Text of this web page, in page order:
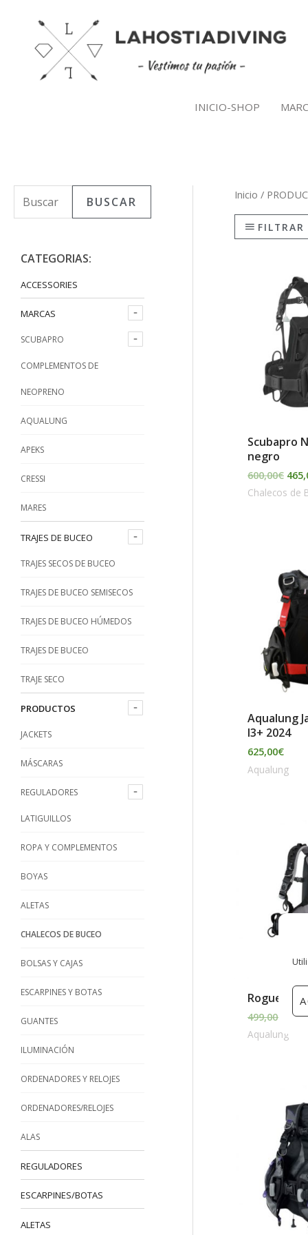
contenido
INICIO-SHOP
u
BUSCAR
CATEGORIAS:
ACCESSORIES
MARCAS
SCUBAPRO
COMPLEMENTOS DE
NEOPRENO
AQUALUNG
APEKS
CRESSI
MARES
TRAJES DE BUCEO
TRAJES SECOS DE BUCEO
TRAJES DE BUCEO SEMISECOS
TRAJES DE BUCEO HÚMEDOS
TRAJES DE BUCEO
TRAJE SECO
PRODUCTOS
JACKETS
MÁSCARAS
REGULADORES
LATIGUILLOS
ROPA Y COMPLEMENTOS
BOYAS
ALETAS
CHALECOS DE BUCEO
BOLSAS Y CAJAS
ESCARPINES Y BOTAS
GUANTES
ILUMINACIÓN
ORDENADORES Y RELOJES
ORDENADORES/RELOJES
ALAS
REGULADORES
ESCARPINES/BOTAS
ALETAS
rr
Inicio /
FILTRAR
Scubapro
negro
600,00€
era:
Chalecos de
Aqualung
I3+ 2024
625,00€
Aqualung
Rogue
499,00€
era:
Aqualung
era: